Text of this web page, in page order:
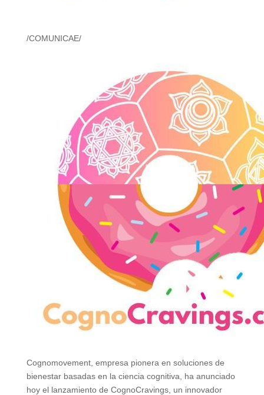
/COMUNICAE/
Cognomovement, empresa pionera en soluciones de
bienestar basadas en la ciencia cognitiva, ha anunciado
hoy el lanzamiento de CognoCravings, un innovador